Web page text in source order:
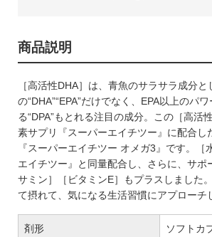
商品説明
［高活性DHA］は、青魚のサラサラ成分と
の“DHA”“EPA”だけでなく、EPA以上のパ
る“DPA”もとれる注目の成分。この［高活
素サプリ『スーパーエイチツー』に配合し
『スーパーエイチツー オメガ3』です。［
エイチツー』と同量配合し、さらに、サポ
サミン］［ビタミンE］もプラスしました
て摂れて、気になる生活習慣にアプローチ
剤形 ソフトカ